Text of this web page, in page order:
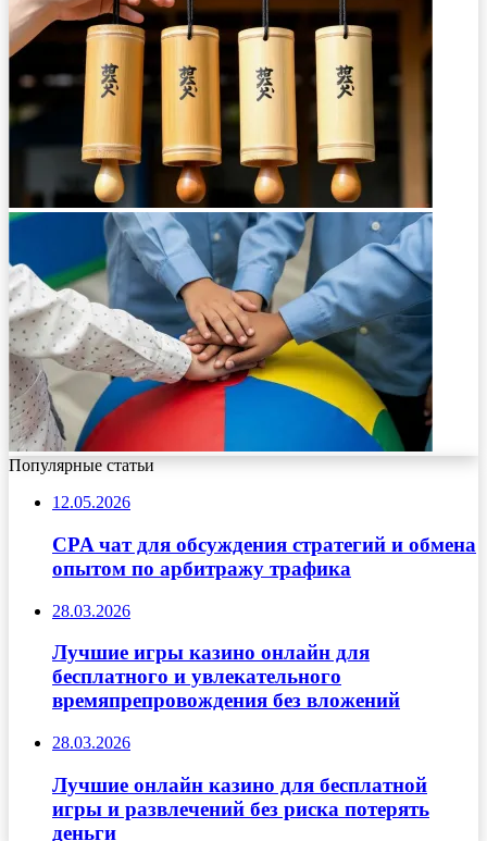
Популярные статьи
12.05.2026
CPA чат для обсуждения стратегий и обмена
опытом по арбитражу трафика
28.03.2026
Лучшие игры казино онлайн для
бесплатного и увлекательного
времяпрепровождения без вложений
28.03.2026
Лучшие онлайн казино для бесплатной
игры и развлечений без риска потерять
деньги